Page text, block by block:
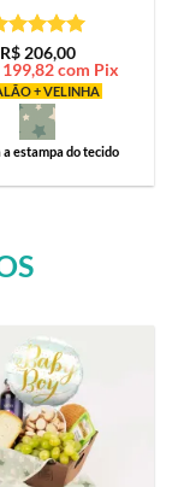
5
5
R$206,00
199,82com Pix
+ VELINHA
a estampa do tecido